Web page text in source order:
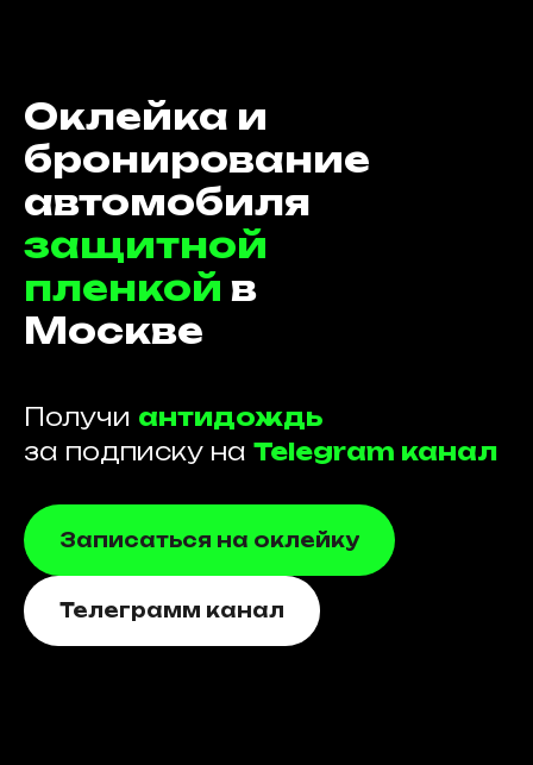
Оклейка и
бронирование
автомобиля
защитной
пленкой в
Москве
Получи антидождь
за подписку на Telegram канал
Записаться на оклейку
Телеграмм канал